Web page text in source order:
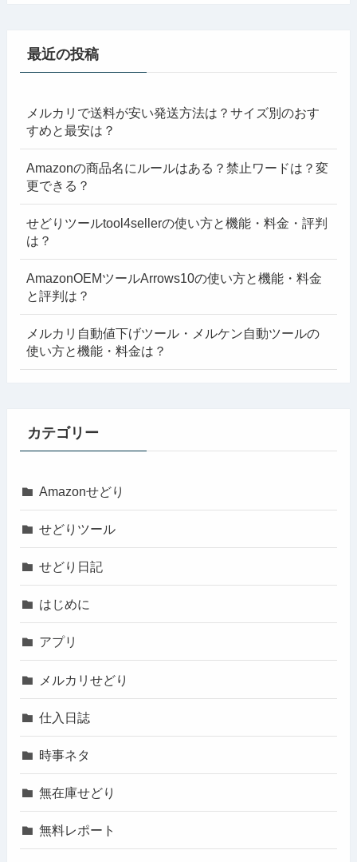
最近の投稿
メルカリで送料が安い発送方法は？サイズ別のおす
すめと最安は？
Amazonの商品名にルールはある？禁止ワードは？変
更できる？
せどりツールtool4sellerの使い方と機能・料金・評判
は？
AmazonOEMツールArrows10の使い方と機能・料金
と評判は？
メルカリ自動値下げツール・メルケン自動ツールの
使い方と機能・料金は？
カテゴリー
Amazonせどり
せどりツール
せどり日記
はじめに
アプリ
メルカリせどり
仕入日誌
時事ネタ
無在庫せどり
無料レポート